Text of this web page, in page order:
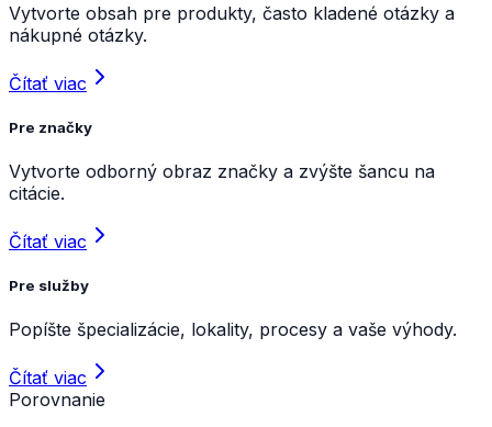
Vytvorte obsah pre produkty, často kladené otázky a
nákupné otázky.
Čítať viac
Pre značky
Vytvorte odborný obraz značky a zvýšte šancu na
citácie.
Čítať viac
Pre služby
Popíšte špecializácie, lokality, procesy a vaše výhody.
Čítať viac
Porovnanie